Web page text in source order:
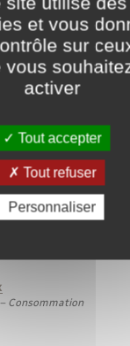
formulaires
!
l'usufruit ?
de réclamation en
payer ses impôts ?
Consommation
et vous
sur
vous
activer
Tout accepter
Tout refuser
Personnaliser